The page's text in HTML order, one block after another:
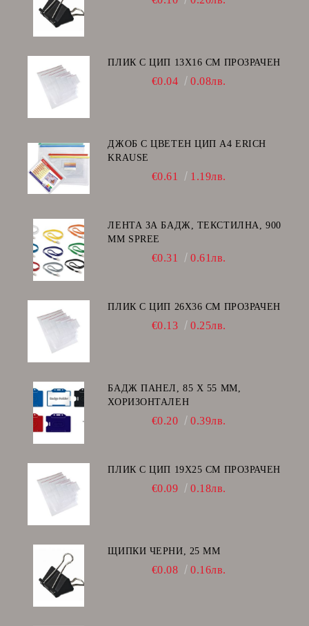
ПЛИК С ЦИП 13X16 CM ПРОЗРАЧЕН
€0.04 0.08лв.
ДЖОБ С ЦВЕТЕН ЦИП А4 ERICH
KRAUSE
€0.61 1.19лв.
ЛЕНТА ЗА БАДЖ, ТЕКСТИЛНА, 900
ММ SPREE
€0.31 0.61лв.
ПЛИК С ЦИП 26X36 CM ПРОЗРАЧЕН
€0.13 0.25лв.
БАДЖ ПАНЕЛ, 85 Х 55 ММ,
ХОРИЗОНТАЛЕН
€0.20 0.39лв.
ПЛИК С ЦИП 19X25 CM ПРОЗРАЧЕН
€0.09 0.18лв.
ЩИПКИ ЧЕРНИ, 25 ММ
€0.08 0.16лв.